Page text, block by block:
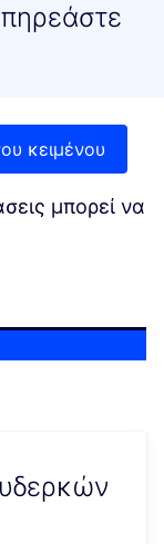
κειμένου
μπορεί να